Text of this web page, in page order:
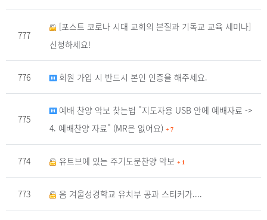
777
[포스트 코로나 시대 교회의 본질과 기독교 교육 세미나]
신청하세요!
776 회원 가입 시 반드시 본인 인증을 해주세요.
775
예배 찬양 악보 찾는법 "지도자용 USB 안에 예배자료 ->
4. 예배찬양 자료" (MR은 없어요) + 7
774 유트브에 있는 주기도문찬양 악보 + 1
773 음 겨울성경학교 유치부 공과 스티커가....